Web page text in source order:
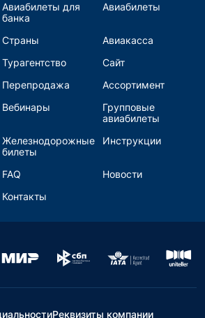
Авиабилеты для
банка
Авиабилеты
Страны
Авиакасса
Турагентство
Сайт
Перепродажа
Ассортимент
Вебинары
Групповые
авиабилеты
Железнодорожные
билеты
Инструкции
FAQ
Новости
Контакты
Реквизиты компании